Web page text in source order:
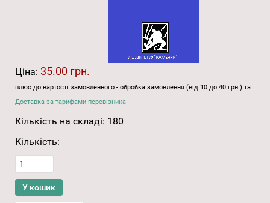
Ціна: 35.00 грн.
плюс до вартості замовленного - обробка замовлення (від 10 до 40 грн.) та
Доставка за тарифами перевізника
Кількість на складі: 180
Кількість: